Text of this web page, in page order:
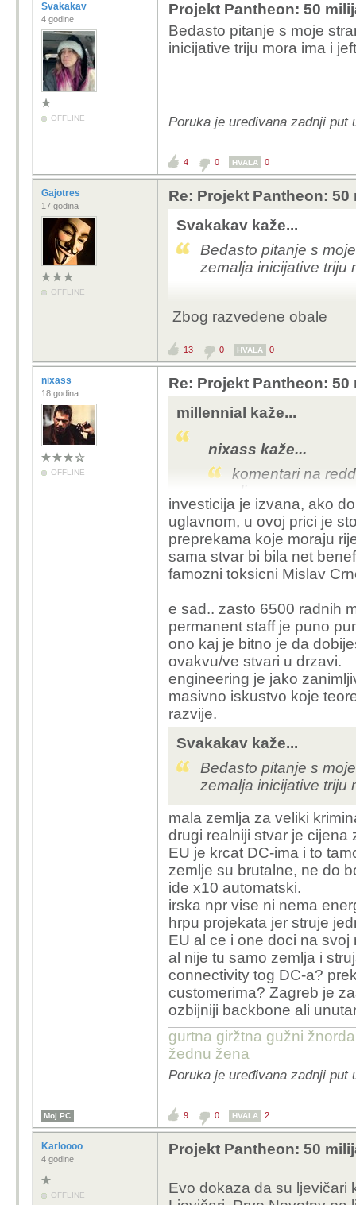
Svakakav
4 godine
OFFLINE
Projekt Pantheon: 50
Bedasto pitanje s moje
inicijative triju mora ima i
Poruka je uređivana zadnji put
4 0 HVALA 0
Gajotres
17 godina
OFFLINE
Re: Projekt Pantheon:
Svakakav kaže...
Bedasto pitanje s
zemalja inicijative triju
Zbog razvedene obale
13 0 HVALA 0
nixass
18 godina
OFFLINE
Re: Projekt Pantheon:
millennial kaže...
nixass kaže...
komentari na
slicno
nemam ništa protiv
isključivo zanima na
usput odakle im ti
Trump style.
mislim čemu uopće
mlrd. eura možeš
sljedećih 320 godina.
imaju 4000 eura
vam dočaram koja je
investicija je izvana, ako
uglavnom, u ovoj prici je
preprekama koje moraju
sama stvar bi bila net
famozni toksicni Mislav
e sad.. zasto 6500 radnih
permanent staff je puno
ono kaj je bitno je da
ovakvu/ve stvari u drzavi.
engineering je jako
masivno iskustvo koje
razvije.
Svakakav kaže...
Bedasto pitanje s
zemalja inicijative triju
mala zemlja za veliki
drugi realniji stvar je cijena
EU je krcat DC-ima i to
zemlje su brutalne, ne do
ide x10 automatski.
irska npr vise ni nema
hrpu projekata jer struje
EU al ce i one doci na
al nije tu samo zemlja i
connectivity tog DC-a?
customerima? Zagreb je
ozbijniji backbone ali
gurtna giržtna gužni
žednu žena
Poruka je uređivana zadnji put
Moj PC 9 0 HVALA 2
Karloooo
4 godine
OFFLINE
Projekt Pantheon: 50
Evo dokaza da su ljevičari